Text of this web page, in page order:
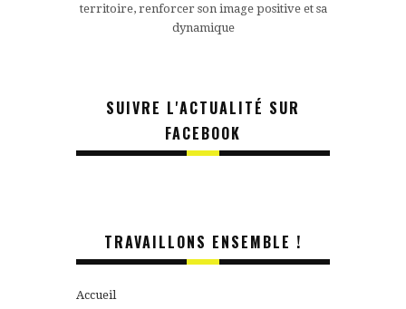
territoire, renforcer son image positive et sa
dynamique
SUIVRE L'ACTUALITÉ SUR
FACEBOOK
TRAVAILLONS ENSEMBLE !
Accueil